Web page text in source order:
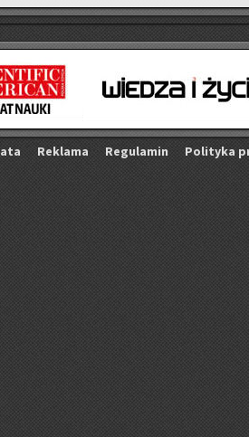
Re­kla­ma Re­gu­la­min Po­li­ty­ka